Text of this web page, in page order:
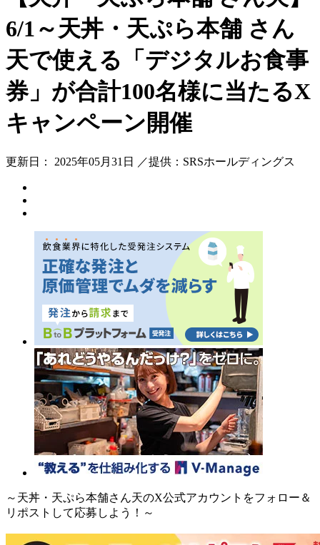
6/1～天丼・天ぷら本舗 さん
天で使える「デジタルお食事
券」が合計100名様に当たるX
キャンペーン開催
更新日： 2025年05月31日 ／提供：SRSホールディングス
～天丼・天ぷら本舗さん天のX公式アカウントをフォロー＆
リポストして応募しよう！～